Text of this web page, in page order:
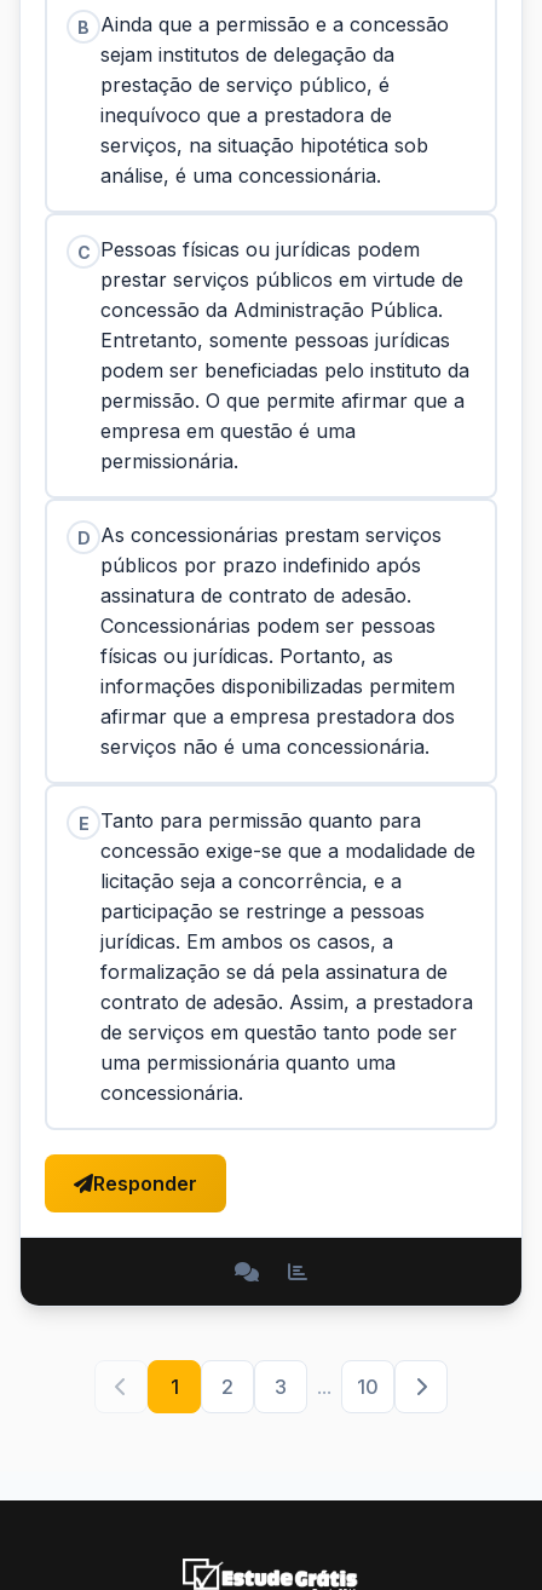
B
Ainda que a permissão e a concessão
sejam institutos de delegação da
prestação de serviço público, é
inequívoco que a prestadora de
serviços, na situação hipotética sob
análise, é uma concessionária.
C Pessoas físicas ou jurídicas podem
prestar serviços públicos em virtude de
concessão da Administração Pública.
Entretanto, somente pessoas jurídicas
podem ser beneficiadas pelo instituto da
permissão. O que permite afirmar que a
empresa em questão é uma
permissionária.
D As concessionárias prestam serviços
públicos por prazo indefinido após
assinatura de contrato de adesão.
Concessionárias podem ser pessoas
físicas ou jurídicas. Portanto, as
informações disponibilizadas permitem
afirmar que a empresa prestadora dos
serviços não é uma concessionária.
E
Tanto para permissão quanto para
concessão exige-se que a modalidade de
licitação seja a concorrência, e a
participação se restringe a pessoas
jurídicas. Em ambos os casos, a
formalização se dá pela assinatura de
contrato de adesão. Assim, a prestadora
de serviços em questão tanto pode ser
uma permissionária quanto uma
concessionária.
Responder
1 2 3 ... 10